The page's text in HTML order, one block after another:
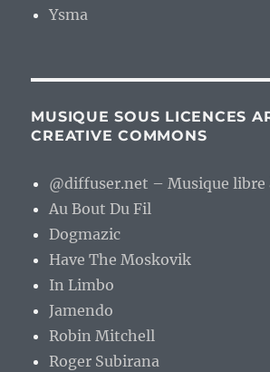
Ysma
MUSIQUE SOUS LICENCES
CREATIVE COMMONS
@diffuser.net – Musique libre
Au Bout Du Fil
Dogmazic
Have The Moskovik
In Limbo
Jamendo
Robin Mitchell
Roger Subirana